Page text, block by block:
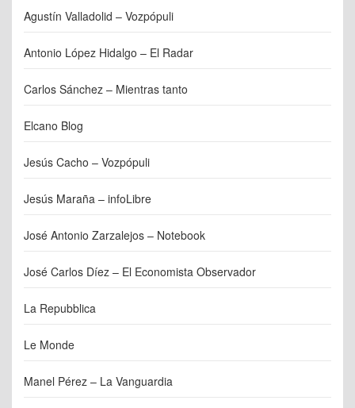
Agustín Valladolid – Vozpópuli
Antonio López Hidalgo – El Radar
Carlos Sánchez – Mientras tanto
Elcano Blog
Jesús Cacho – Vozpópuli
Jesús Maraña – infoLibre
José Antonio Zarzalejos – Notebook
José Carlos Díez – El Economista Observador
La Repubblica
Le Monde
Manel Pérez – La Vanguardia